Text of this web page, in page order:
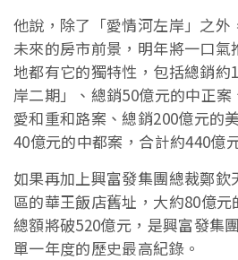
他說，除了「愛情河左岸」之外
未來的房市前景，明年將一口
地都有它的獨特性，包括總銷約
岸二期」、總銷50億元的中正
愛和重和路案、總銷200億元的
40億元的中都案，合計約440億
如果再加上興富發集團總裁鄭欽
區的華王飯店舊址，大約80億
總額將破520億元，是興富發集
單一年度的歷史最高紀錄。